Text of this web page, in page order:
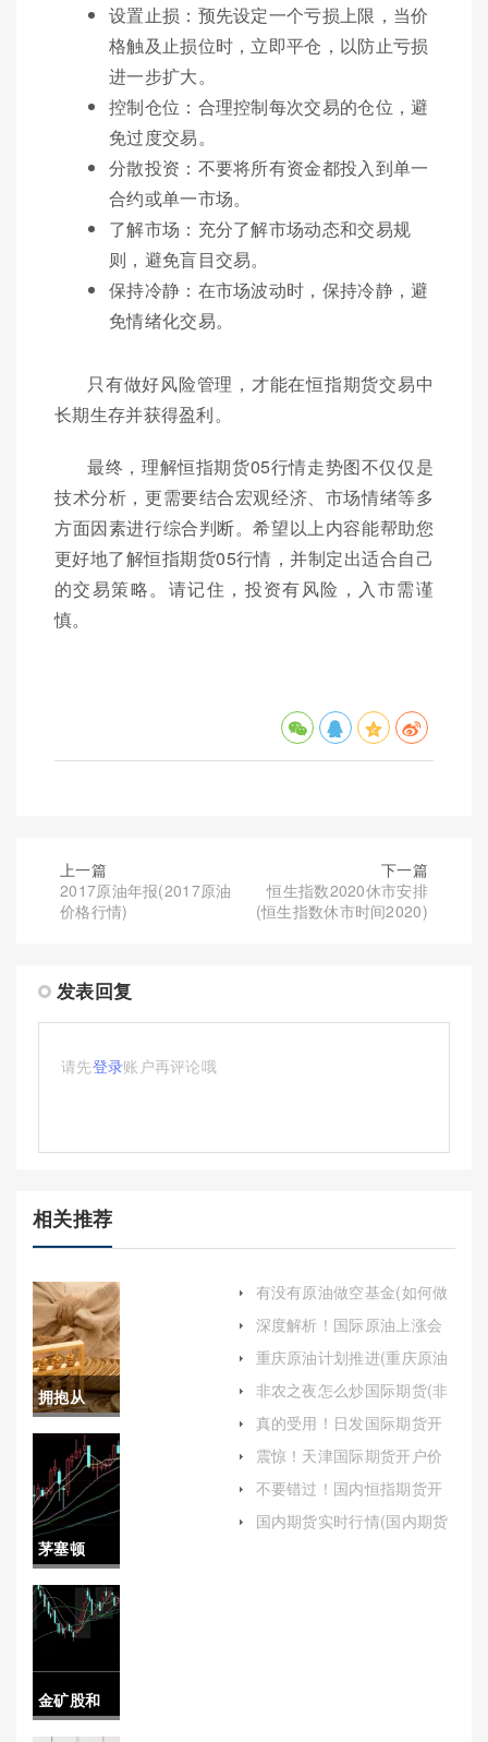
设置止损：预先设定一个亏损上限，当价
格触及止损位时，立即平仓，以防止亏损
进一步扩大。
控制仓位：合理控制每次交易的仓位，避
免过度交易。
分散投资：不要将所有资金都投入到单一
合约或单一市场。
了解市场：充分了解市场动态和交易规
则，避免盲目交易。
保持冷静：在市场波动时，保持冷静，避
免情绪化交易。
只有做好风险管理，才能在恒指期货交易中
长期生存并获得盈利。
最终，理解恒指期货05行情走势图不仅仅是
技术分析，更需要结合宏观经济、市场情绪等多
方面因素进行综合判断。希望以上内容能帮助您
更好地了解恒指期货05行情，并制定出适合自己
的交易策略。请记住，投资有风险，入市需谨
慎。
上一篇
2017原油年报(2017原油
价格行情)
下一篇
恒生指数2020休市安排
(恒生指数休市时间2020)
发表回复
请先登录账户再评论哦
相关推荐
拥抱从
容！黄金
期货手续
费调整(黄
金期货平
今手续费)
茅塞顿
开！大庆
恒指期货
开户（根
据平台要
金矿股和
有没有原油做空基金(如何做
深度解析！国际原油上涨会
上涨)
重庆原油计划推进(重庆原油
非农之夜怎么炒国际期货(非
真的受用！日发国际期货开
震惊！天津国际期货开户价
不要错过！国内恒指期货开
启投资之旅）
国内期货实时行情(国内期货